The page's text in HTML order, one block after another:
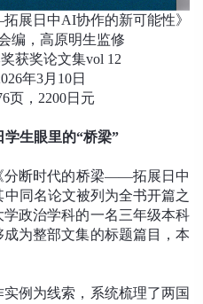
展日中AI协作的新可能性》
编，高原明生监修
获奖论文集vol 12
年3月10日
页，2200日元
生眼里的“桥梁”
分断时代的桥梁——拓展日中
同名论文被列为全书开篇之
政治学科的一名三年级本科
为整部文集的标题篇目，本
例为线索，系统梳理了两国